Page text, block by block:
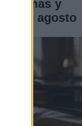
y
2 de agosto